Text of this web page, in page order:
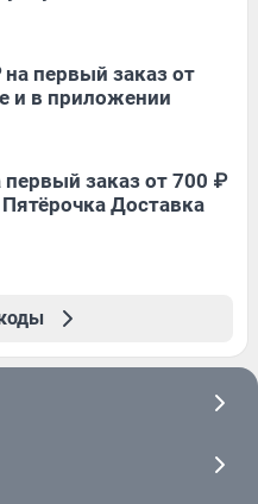
первый заказ от
и в приложении
первый заказ от 700 ₽
Доставка